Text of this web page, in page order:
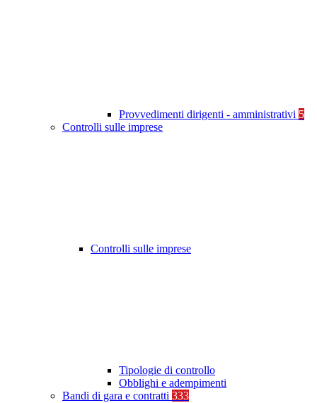
Provvedimenti dirigenti - amministrativi 5
Controlli sulle imprese
Controlli sulle imprese
Tipologie di controllo
Obblighi e adempimenti
Bandi di gara e contratti 333